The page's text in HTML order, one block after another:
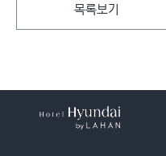
목록보기